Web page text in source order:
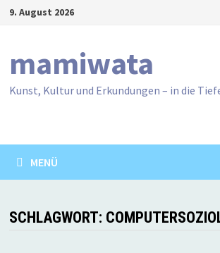
Zum9. August 2026
mamiwata
Kunst, Kultur und Erkundungen – in die
MENÜ
SCHLAGWORT: